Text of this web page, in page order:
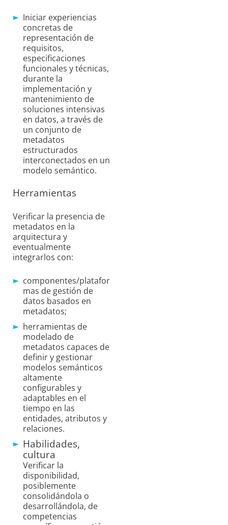
Iniciar experiencias
concretas de
representación de
requisitos,
especificaciones
funcionales y técnicas,
durante la
implementación y
mantenimiento de
soluciones intensivas
en datos, a través de
un conjunto de
metadatos
estructurados
interconectados en un
modelo semántico.
Herramientas
Verificar la presencia de
metadatos en la
arquitectura y
eventualmente
integrarlos con:
componentes/platafor
mas de gestión de
datos basados en
metadatos;
herramientas de
modelado de
metadatos capaces de
definir y gestionar
modelos semánticos
altamente
configurables y
adaptables en el
tiempo en las
entidades, atributos y
relaciones.
Habilidades,
cultura
Verificar la
disponibilidad,
posiblemente
consolidándola o
desarrollándola, de
competencias